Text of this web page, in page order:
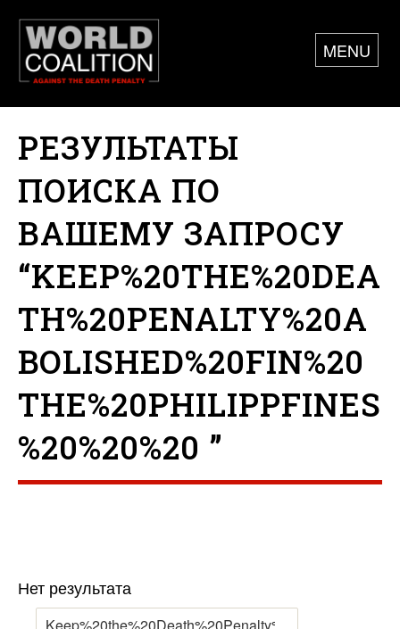
MENU
РЕЗУЛЬТАТЫ
ПОИСКА ПО
ВАШЕМУ ЗАПРОСУ
“KEEP%20THE%20DEA
TH%20PENALTY%20A
BOLISHED%20FIN%20
THE%20PHILIPPFINES
%20%20%20 ”
Нет результата